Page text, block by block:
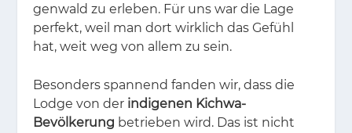
gen­wald zu er­le­ben. Für uns war die Lage
per­fekt, weil man dort wirk­lich das Ge­fühl
hat, weit weg von al­lem zu sein.
Be­son­ders span­nend fan­den wir, dass die
Lodge von der indigenen Kichwa-
Bevölkerung be­trie­ben wird. Das ist nicht